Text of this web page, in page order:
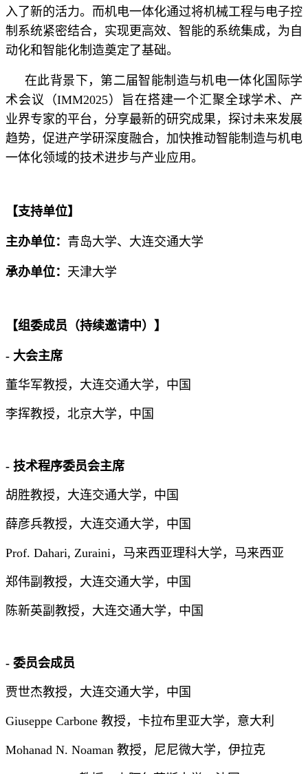
入了新的活力。而机电一体化通过将机械工程与电子控
制系统紧密结合，实现更高效、智能的系统集成，为自
动化和智能化制造奠定了基础。
在此背景下，第二届智能制造与机电一体化国际学
术会议（IMM2025）旨在搭建一个汇聚全球学术、产
业界专家的平台，分享最新的研究成果，探讨未来发展
趋势，促进产学研深度融合，加快推动智能制造与机电
一体化领域的技术进步与产业应用。
【支持单位】
主办单位： 青岛大学、大连交通大学
承办单位： 天津大学
【组委成员（持续邀请中）】
- 大会主席
董华军教授，大连交通大学，中国
李挥教授，北京大学，中国
- 技术程序委员会主席
胡胜教授，大连交通大学，中国
薛彦兵教授，大连交通大学，中国
Prof. Dahari, Zuraini，马来西亚理科大学，马来西亚
郑伟副教授，大连交通大学，中国
陈新英副教授，大连交通大学，中国
- 委员会成员
贾世杰教授，大连交通大学，中国
Giuseppe Carbone 教授，卡拉布里亚大学，意大利
Mohanad N. Noaman 教授，尼尼微大学，伊拉克